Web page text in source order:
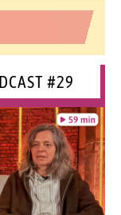
#29